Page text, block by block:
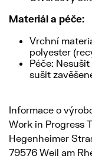
Materiál a péče:
Vrchní
polyester
Péče:
sušit
Informace o
Work in Progress
Hegenheimer
79576 Weil am